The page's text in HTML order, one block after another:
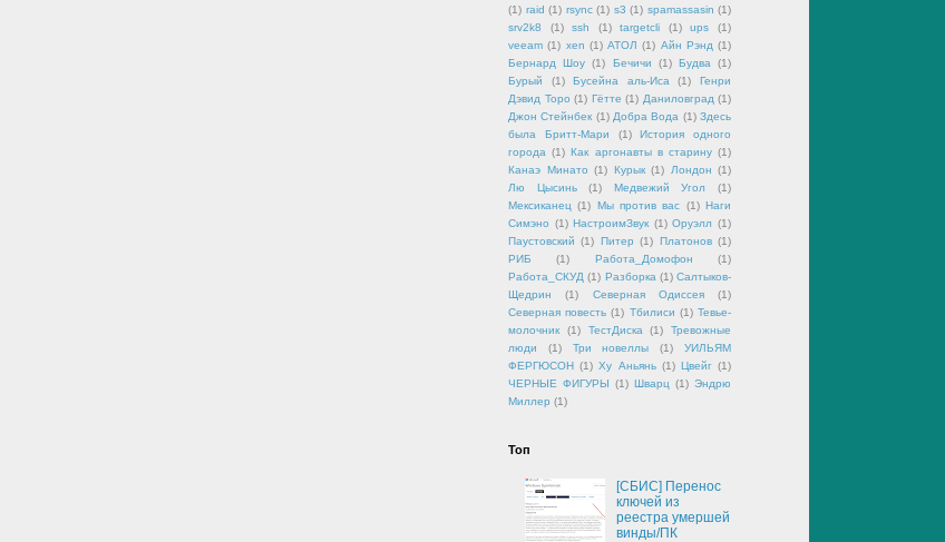
(1) raid (1) rsync (1) s3 (1) spamassasin (1)
srv2k8
(1) ssh (1) targetcli (1) ups
(1)
veeam (1) xen (1) АТОЛ (1) Айн Рэнд (1)
Бернард Шоу (1) Бечичи (1) Будва (1)
Бурый
(1) Бусейна аль-Иса (1)
Генри
Дэвид Торо (1) Гётте (1) Даниловград (1)
Джон Стейнбек (1) Добра Вода (1) Здесь
была Бритт-Мари
(1)
История одного
города (1) Как аргонавты в старину (1)
Канаэ Минато (1) Курык (1) Лондон (1)
Лю Цысинь
(1) Медвежий Угол
(1)
Мексиканец (1) Мы против вас (1) Наги
Симэно (1) НастроимЗвук (1) Оруэлл (1)
Паустовский (1) Питер (1) Платонов (1)
РИБ
(1) Работа_Домофон
(1)
Работа_СКУД (1) Разборка (1) Салтыков-
Щедрин
(1) Северная Одиссея
(1)
Северная повесть (1) Тбилиси (1) Тевье-
молочник
(1) ТестДиска (1)
Тревожные
люди
(1) Три новеллы (1)
УИЛЬЯМ
ФЕРГЮСОН (1) Ху Аньянь (1) Цвейг (1)
ЧЕРНЫЕ ФИГУРЫ
(1) Шварц (1) Эндрю
Миллер (1)
Топ
[СБИС] Перенос
ключей из
реестра умершей
винды/ПК